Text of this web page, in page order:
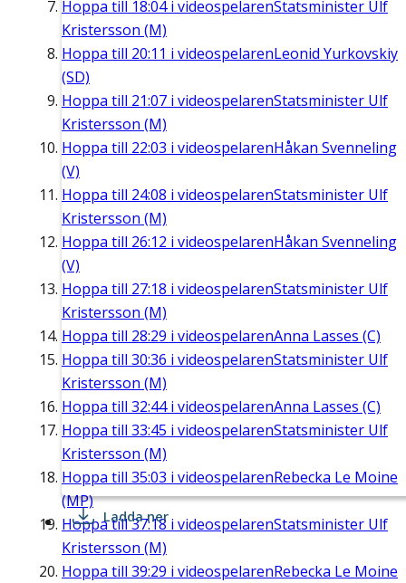
Hoppa till 18:04i videospelarenStatsminister Ulf
Kristersson (M)
Hoppa till 20:11 i videospelarenLeonid Yurkovskiy
(SD)
Hoppa till 21:07 i videospelarenStatsminister Ulf
Kristersson (M)
Hoppa till 22:03 i videospelarenHåkan Svenneling
(V)
Hoppa till 24:08 i videospelarenStatsminister Ulf
Kristersson (M)
Hoppa till 26:12 i videospelarenHåkan Svenneling
(V)
Hoppa till 27:18 i videospelarenStatsminister Ulf
Kristersson (M)
Hoppa till 28:29 i videospelarenAnna Lasses (C)
Hoppa till 30:36 i videospelarenStatsminister Ulf
Kristersson (M)
Hoppa till 32:44i videospelarenAnna Lasses (C)
Hoppa till 33:45 i videospelarenStatsminister Ulf
Kristersson (M)
Hoppa till 35:03 i videospelarenRebecka Le Moine
(MP)
Hoppa till37:18 i videospelarenStatsminister Ulf
Kristersson (M)
Hoppa till 39:29 i videospelarenRebecka Le Moine
Ladda ner